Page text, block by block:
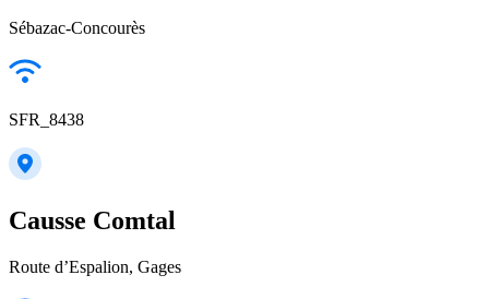
Sébazac-Concourès
SFR_8438
Causse Comtal
Route d’Espalion, Gages